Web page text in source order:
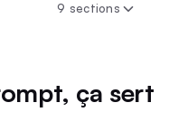
9 sections
ça sert